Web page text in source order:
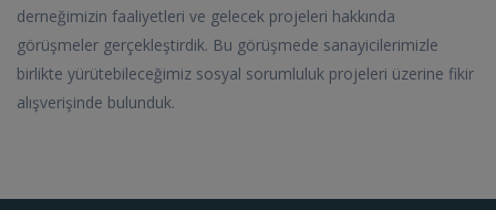
derneğimizin faaliyetleri ve gelecek projeleri hakkında
görüşmeler gerçekleştirdik. Bu görüşmede sanayicilerimizle
birlikte yürütebileceğimiz sosyal sorumluluk projeleri üzerine fikir
alışverişinde bulunduk.